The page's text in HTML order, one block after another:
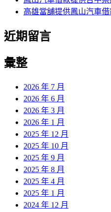
高雄當舖提供鳳山汽車
近期留言
彙整
2026 年 7 月
2026 年 6 月
2026 年 3 月
2026 年 1 月
2025 年 12 月
2025 年 10 月
2025 年 9 月
2025 年 8 月
2025 年 4 月
2025 年 1 月
2024 年 12 月